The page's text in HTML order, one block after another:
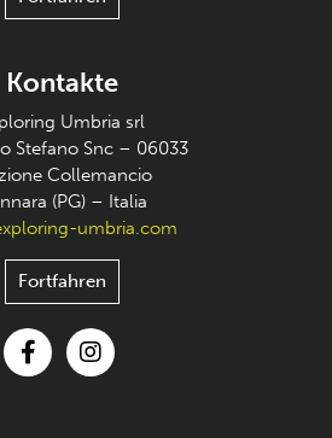
Kontakte
Umbria srl
Stefano Snc – 06033
Collemancio
(PG) – Italia
umbria.com
Fortfahren